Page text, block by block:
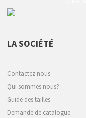
LA SOCIÉTÉ
Contactez nous
Qui sommes nous?
Guide des tailles
Demande de catalogue